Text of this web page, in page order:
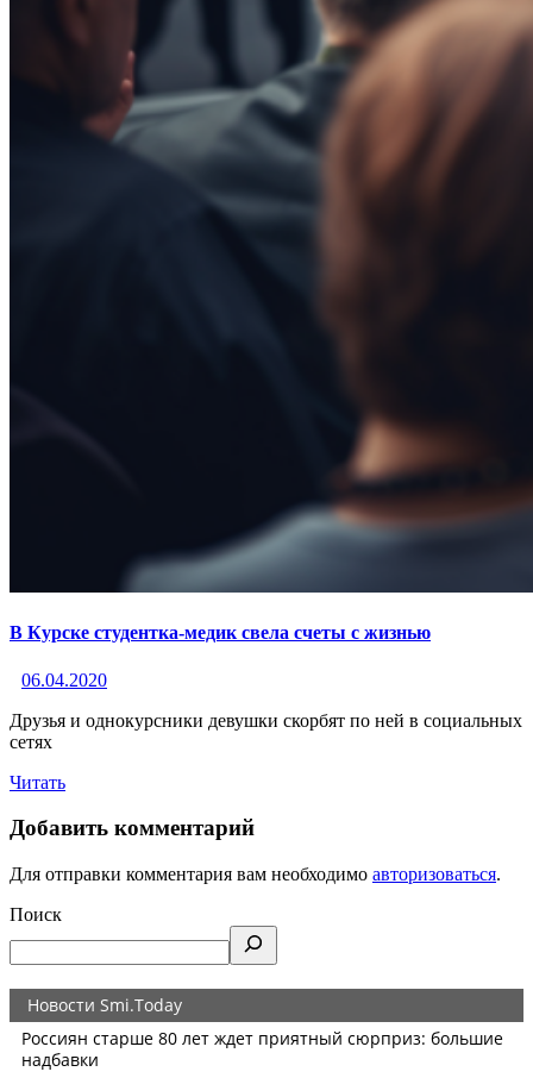
В Курске студентка-медик свела счеты с жизнью
06.04.2020
Друзья и однокурсники девушки скорбят по ней в социальных
сетях
Читать
Добавить комментарий
Для отправки комментария вам необходимо авторизоваться.
Поиск